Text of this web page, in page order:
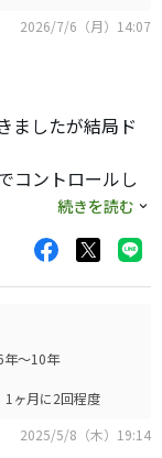
2026/7/6（月）14:07
ましたが結局ド
コントロールし
うが結果が良い
続きを読む
年～10年
1ヶ月に2回程度
2025/5/8（木）19:14